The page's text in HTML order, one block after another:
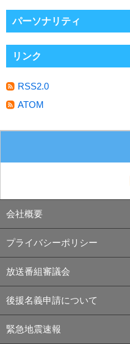
パーソナリティ
リンク
RSS2.0
ATOM
会社概要
プライバシーポリシー
放送番組審議会
後援名義申請について
緊急地震速報